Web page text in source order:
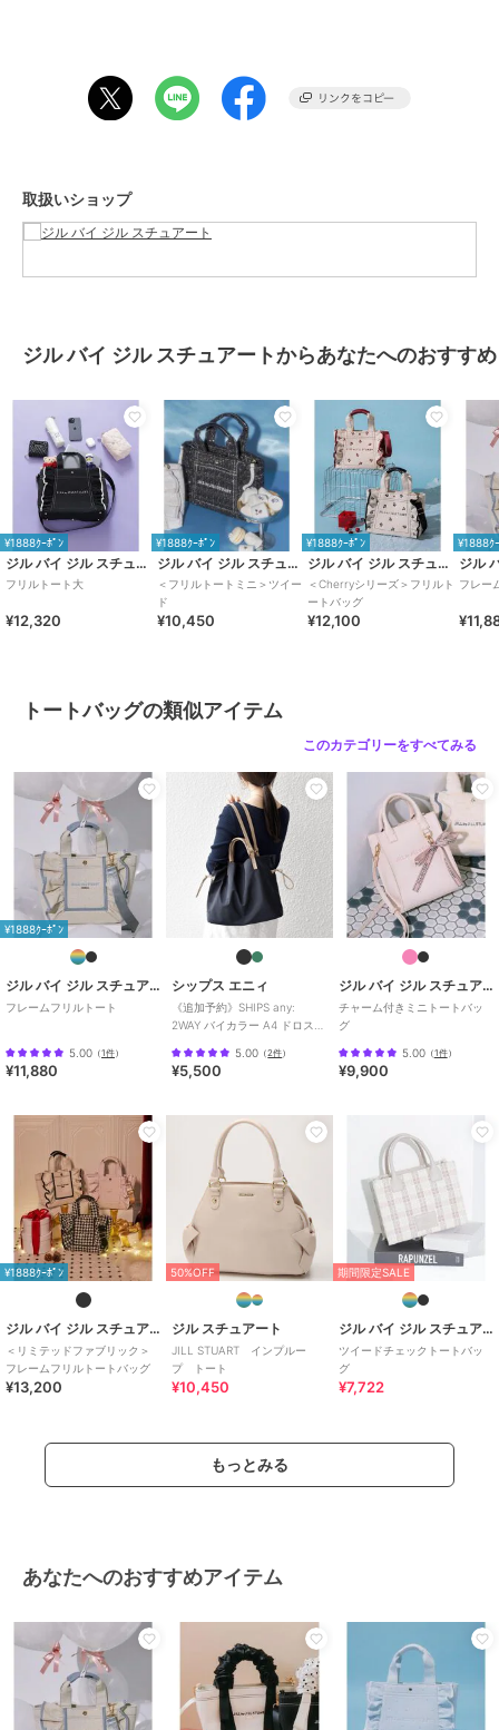
商品のお取り扱い方法
中国製
取扱いショップ
ジル バイ ジル スチュアートからあなたへのおすすめ
¥1888ｸｰﾎﾟﾝ
ジル バイ ジル スチュアート
フリルトート大
¥12,320
¥1888ｸｰﾎﾟﾝ
ジル バイ ジル スチュアート
＜フリルトートミニ＞ツイー
ド
¥10,450
¥1888ｸｰﾎﾟﾝ
ジル バイ ジル スチュアート
＜Cherryシリーズ＞フリルト
ートバッグ
¥12,100
¥1888ｸ
フレー
トートバッグの類似アイテム
このカテゴリーをすべてみる
¥1888ｸｰﾎﾟﾝ
ジル バイ ジル スチュアート
フレームフリルトート
5.00 （1件）
¥11,880
シップス エニィ
《追加予約》SHIPS any:
2WAY バイカラー A4 ドロスト
5.00 （2件）
¥5,500
ジル バイ ジル スチュアート
チャーム付きミニトートバッ
グ
5.00（1件）
¥9,900
¥1888ｸｰﾎﾟﾝ
ジル バイ ジル スチュアート
＜リミテッドファブリック＞
フレームフリルトートバッグ
¥13,200
50%OFF
ジル スチュアート
JILL STUART インプルー
プ トート
¥10,450
期間限定SALE
ジル バイ ジル スチュアート
ツイードチェックトートバッ
グ
¥7,722
もっとみる
あなたへのおすすめアイテム